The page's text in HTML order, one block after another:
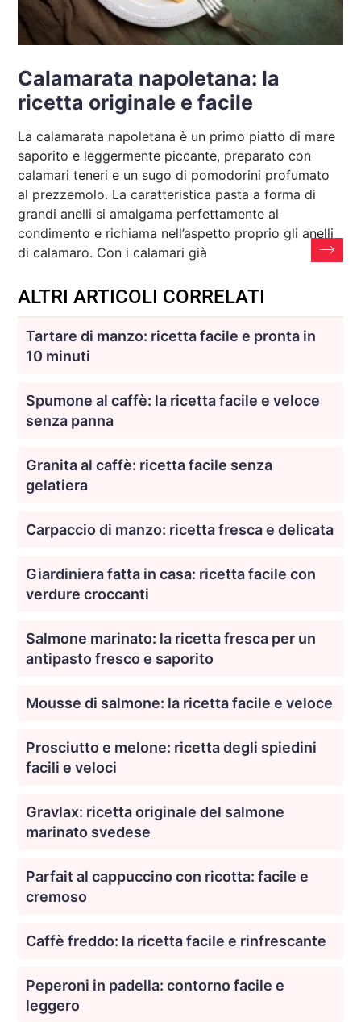
Calamarata napoletana: la
ricetta originale e facile
La calamarata napoletana è un primo piatto di mare
saporito e leggermente piccante, preparato con
calamari teneri e un sugo di pomodorini profumato
al prezzemolo. La caratteristica pasta a forma di
grandi anelli si amalgama perfettamente al
condimento e richiama nell’aspetto proprio gli anelli
di calamaro. Con i calamari già
ALTRI ARTICOLI CORRELATI
Tartare di manzo: ricetta facile e pronta in
10 minuti
Spumone al caffè: la ricetta facile e veloce
senza panna
Granita al caffè: ricetta facile senza
gelatiera
Carpaccio di manzo: ricetta fresca e delicata
Giardiniera fatta in casa: ricetta facile con
verdure croccanti
Salmone marinato: la ricetta fresca per un
antipasto fresco e saporito
Mousse di salmone: la ricetta facile e veloce
Prosciutto e melone: ricetta degli spiedini
facili e veloci
Gravlax: ricetta originale del salmone
marinato svedese
Parfait al cappuccino con ricotta: facile e
cremoso
Caffè freddo: la ricetta facile e rinfrescante
Peperoni in padella: contorno facile e
leggero